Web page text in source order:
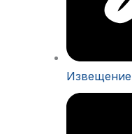
Извещение